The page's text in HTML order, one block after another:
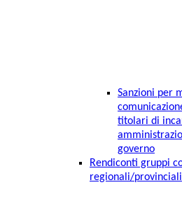
Sanzioni per
titolari di
governo
Rendiconti gruppi
regionali/provinciali